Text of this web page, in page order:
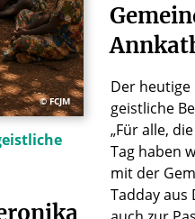
© FCJM
Der
geistliche
„Für alle,
Tag haben
mit der
Tadday aus